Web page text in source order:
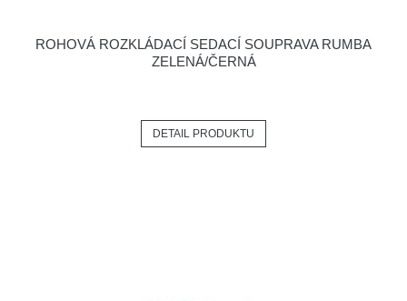
ROHOVÁ ROZKLÁDACÍ SEDACÍ SOUPRAVA RUMBA
ZELENÁ/ČERNÁ
DETAIL PRODUKTU